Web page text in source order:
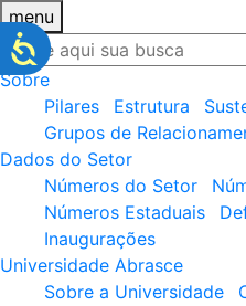
menu
Sobre
Pilares
Estrutura
Grupos de
Dados do Setor
Números do Setor
Números Estaduais
Inaugurações
Universidade Abrasce
Sobre a Universidade